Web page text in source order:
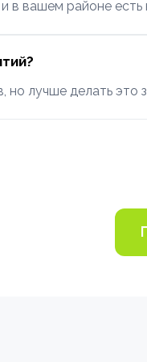
в вашем районе есть
лучше делать это